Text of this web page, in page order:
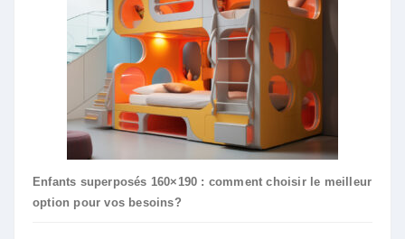
Enfants superposés 160×190 : comment choisir le meilleur
option pour vos besoins?